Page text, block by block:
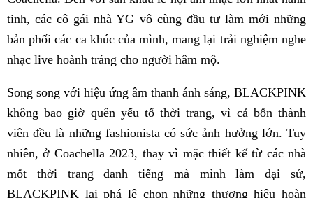
tinh, các cô gái nhà YG vô cùng đầu tư làm mới những
bản phối các ca khúc của mình, mang lại trải nghiệm nghe
nhạc live hoành tráng cho người hâm mộ.
Song song với hiệu ứng âm thanh ánh sáng, BLACKPINK
không bao giờ quên yếu tố thời trang, vì cả bốn thành
viên đều là những fashionista có sức ảnh hưởng lớn. Tuy
nhiên, ở Coachella 2023, thay vì mặc thiết kế từ các nhà
mốt thời trang danh tiếng mà mình làm đại sứ,
BLACKPINK lại phá lệ chọn những thương hiệu hoàn